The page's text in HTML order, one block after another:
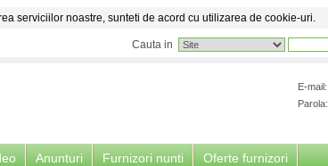
serviciilor noastre, sunteti de acord cu utilizarea de cookie-uri.
Cauta in
E-mail:
Parola:
Anunturi Furnizori nunti Oferte furnizori